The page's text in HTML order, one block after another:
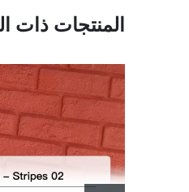
المنتجات ذات